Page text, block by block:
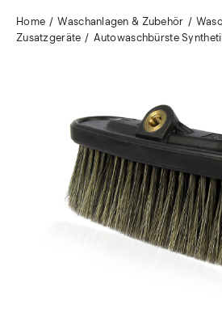
Home Waschanlagen & Zubehör
Zusatzgeräte
Autowaschbürste